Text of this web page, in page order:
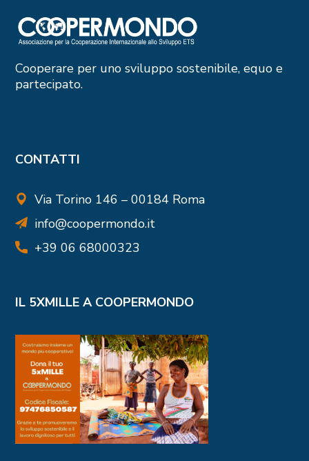
Cooperare per uno sviluppo sostenibile, equo e
partecipato.
CONTATTI
Via Torino 146 – 00184 Roma
info@coopermondo.it
+39 06 68000323
IL 5XMILLE A COOPERMONDO